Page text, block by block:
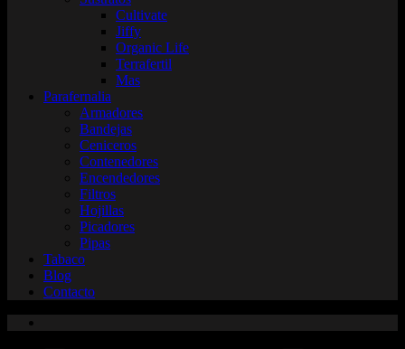
Cultivate
Jiffy
Organic Life
Terrafertil
Mas
Parafernalia
Armadores
Bandejas
Ceniceros
Contenedores
Encendedores
Filtros
Hojillas
Picadores
Pipas
Tabaco
Blog
Contacto